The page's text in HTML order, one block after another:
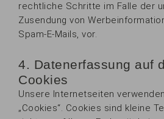
rechtliche Schritte im Falle der
Zusendung von
Spam-E-Mails, vor.
4. Datenerfassung auf
Cookies
Unsere Internetseiten
„Cookies“. Cookies sind kleine